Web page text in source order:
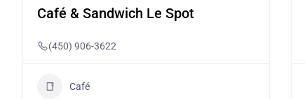
Café & Sandwich Le Spot
(450) 906-3622
Café